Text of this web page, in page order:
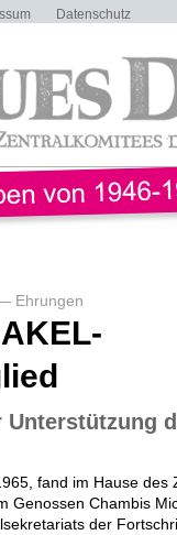
Datenschutz
Ehrungen
Unterstützung
fand im Hause des
Genossen Chambis
der